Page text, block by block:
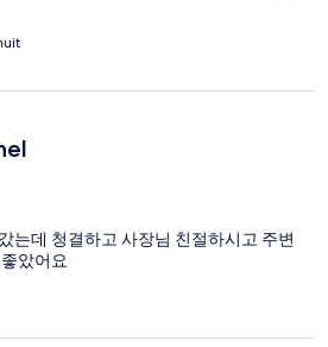
는데 청결하고 사장님 친절하시고 주변
았어요